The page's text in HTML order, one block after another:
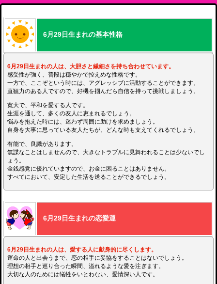
6月29日生まれの基本性格
6月29日生まれの人は、大胆さと繊細さを持ち合わせています。
感受性が強く、普段は穏やかで控えめな性格です。
一方で、ここぞという時には、アグレッシブに活動することができます。
直観力のある人ですので、好機を掴んだら自信を持って挑戦しましょう。
寛大で、平和を愛する人です。
生涯を通して、多くの友人に恵まれるでしょう。
悩みを抱えた時には、迷わず周囲に助けを求めましょう。
自身を大事に思っている友人たちが、どんな時も支えてくれるでしょう。
有能で、良識があります。
無謀なことはしませんので、大きなトラブルに見舞われることは少ないでし
ょう。
金銭感覚に優れていますので、お金に困ることはありません。
すべてにおいて、安定した生活を送ることができるでしょう。
6月29日生まれの恋愛運
6月29日生まれの人は、愛する人に献身的に尽くします。
運命の人と出会うまで、恋の相手に妥協をすることはないでしょう。
理想の相手と巡り合った瞬間、溢れるような愛を注ぎます。
大切な人のためには犠牲をいとわない、愛情深い人です。